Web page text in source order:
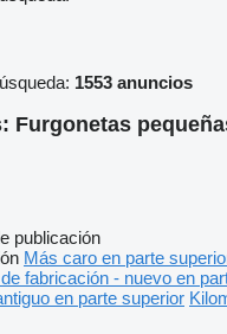
1553 anuncios
Furgonetas
publicación
Más caro en parte
fabricación - nuevo en
en parte superior